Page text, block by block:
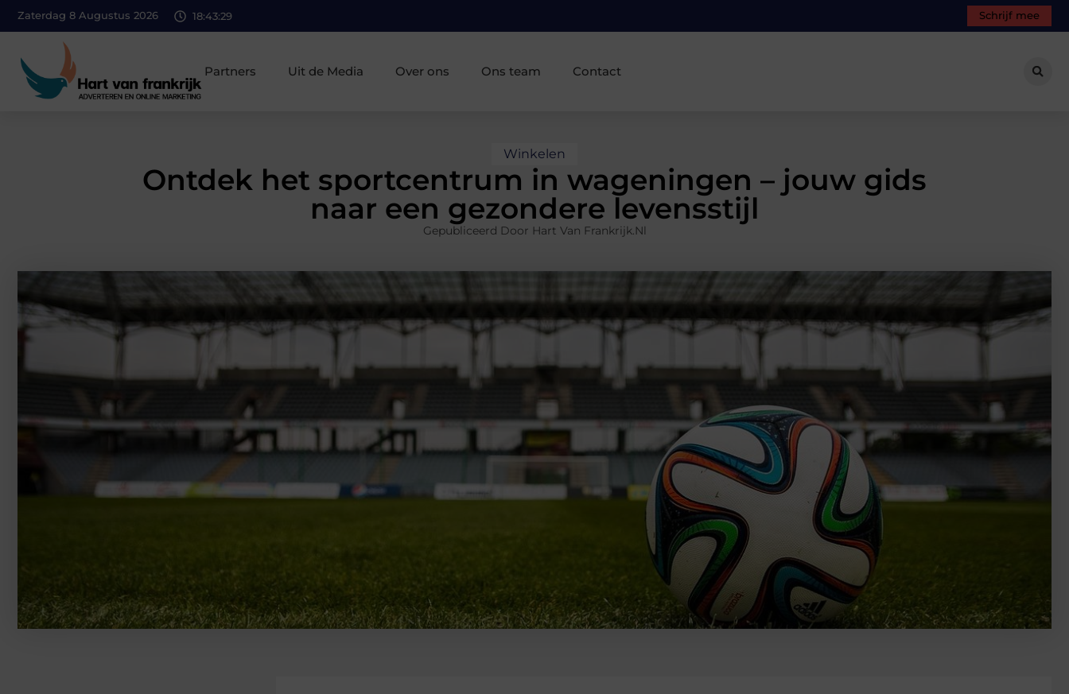
Zaterdag 8 Augustus 2026 18:43:31 Schrijf mee
Partners Uit de Media Over ons Ons team Contact
Winkelen
Ontdek het sportcentrum in wageningen – jouw gids
naar een gezondere levensstijl
Gepubliceerd Door Hart Van Frankrijk.nl